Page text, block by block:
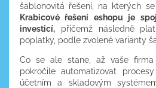
šablonovitá řešení, na kterých
Krabicové řešení eshopu je
investicí,přičemž následně
poplatky, podle zvolené varianty
Co se ale stane, až vaše
pokročile automatizovat
účetním a skladovým